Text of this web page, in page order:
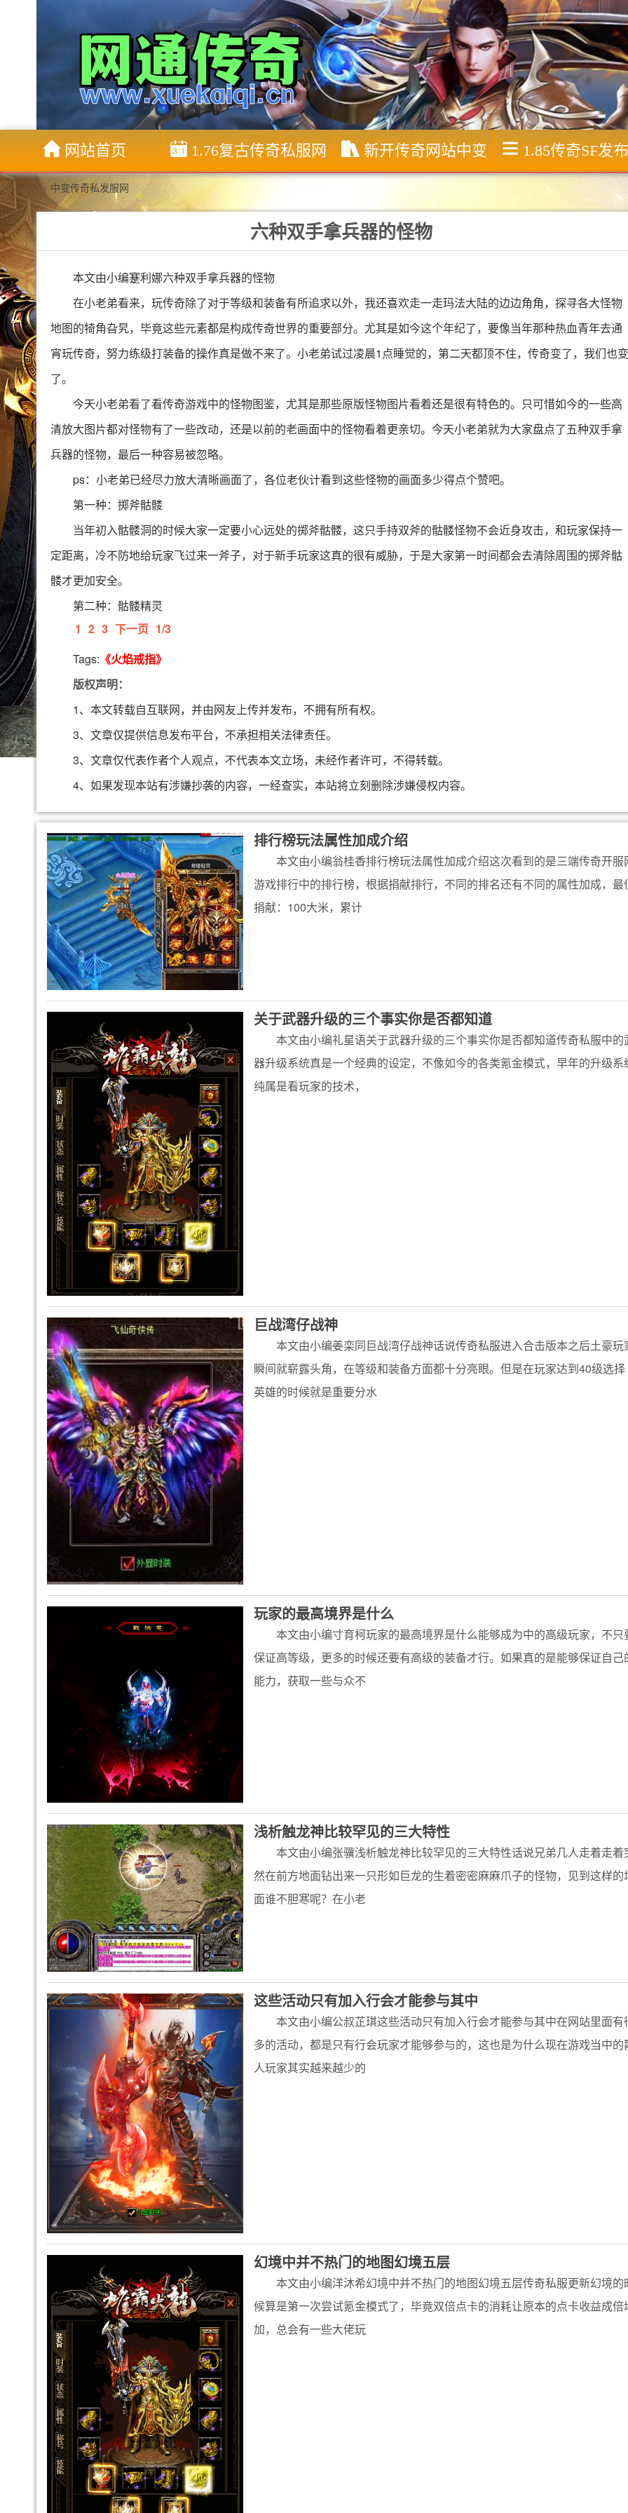
网站首页 1.76复古传奇私服网 新开传奇网站中变 1.85传奇SF发
> 中变传奇私发服网
六种双手拿兵器的怪物
本文由小编蹇利娜六种双手拿兵器的怪物
在小老弟看来，玩传奇除了对于等级和装备有所追求以外，我还喜欢走一走玛法大陆的边边角角，探寻各大怪物
地图的犄角旮旯，毕竟这些元素都是构成传奇世界的重要部分。尤其是如今这个年纪了，要像当年那种热血青年去通
宵玩传奇，努力练级打装备的操作真是做不来了。小老弟试过凌晨1点睡觉的，第二天都顶不住，传奇变了，我们也变
了。
今天小老弟看了看传奇游戏中的怪物图鉴，尤其是那些原版怪物图片看着还是很有特色的。只可惜如今的一些高
清放大图片都对怪物有了一些改动，还是以前的老画面中的怪物看着更亲切。今天小老弟就为大家盘点了五种双手拿
兵器的怪物，最后一种容易被忽略。
ps：小老弟已经尽力放大清晰画面了，各位老伙计看到这些怪物的画面多少得点个赞吧。
第一种：掷斧骷髅
当年初入骷髅洞的时候大家一定要小心远处的掷斧骷髅，这只手持双斧的骷髅怪物不会近身攻击，和玩家保持一
定距离，冷不防地给玩家飞过来一斧子，对于新手玩家这真的很有威胁，于是大家第一时间都会去清除周围的掷斧骷
髅才更加安全。
第二种：骷髅精灵
1 2 3 下一页 1/3
Tags: 《火焰戒指》
版权声明：
1、本文转载自互联网，并由网友上传并发布，不拥有所有权。
3、文章仅提供信息发布平台，不承担相关法律责任。
3、文章仅代表作者个人观点，不代表本文立场，未经作者许可，不得转载。
4、如果发现本站有涉嫌抄袭的内容，一经查实，本站将立刻删除涉嫌侵权内容。
排行榜玩法属性加成介绍
本文由小编翁桂香排行榜玩法属性加成介绍这次看到的是三端传奇开服
游戏排行中的排行榜，根据捐献排行，不同的排名还有不同的属性加成，最
捐献：100大米，累计
关于武器升级的三个事实你是否都知道
本文由小编礼星语关于武器升级的三个事实你是否都知道传奇私服中的
器升级系统真是一个经典的设定，不像如今的各类氪金模式，早年的升级系
纯属是看玩家的技术，
巨战湾仔战神
本文由小编姜栾同巨战湾仔战神话说传奇私服进入合击版本之后土豪玩
瞬间就崭露头角，在等级和装备方面都十分亮眼。但是在玩家达到40级选择
英雄的时候就是重要分水
玩家的最高境界是什么
本文由小编寸育柯玩家的最高境界是什么能够成为中的高级玩家，不只
保证高等级，更多的时候还要有高级的装备才行。如果真的是能够保证自己
能力，获取一些与众不
浅析触龙神比较罕见的三大特性
本文由小编张骥浅析触龙神比较罕见的三大特性话说兄弟几人走着走着
然在前方地面钻出来一只形如巨龙的生着密密麻麻爪子的怪物，见到这样的
面谁不胆寒呢？在小老
这些活动只有加入行会才能参与其中
本文由小编公叔芷琪这些活动只有加入行会才能参与其中在网站里面有
多的活动，都是只有行会玩家才能够参与的，这也是为什么现在游戏当中的
人玩家其实越来越少的
幻境中并不热门的地图幻境五层
本文由小编洋沐希幻境中并不热门的地图幻境五层传奇私服更新幻境的
候算是第一次尝试氪金模式了，毕竟双倍点卡的消耗让原本的点卡收益成倍
加，总会有一些大佬玩